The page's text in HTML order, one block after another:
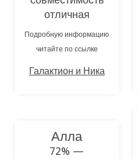
отличная
Подробную информацию
читайте по ссылке
Галактион и Ника
Алла
72% —